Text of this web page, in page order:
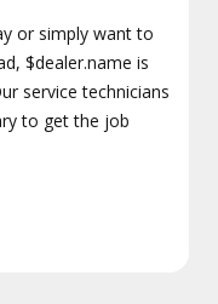
or simply want to
$dealer.name is
service technicians
to get the job